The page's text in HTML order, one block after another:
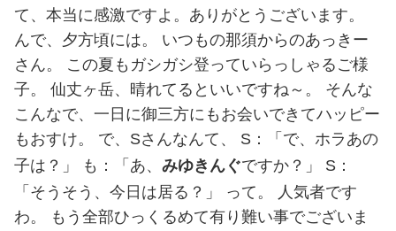
て、本当に感激ですよ。ありがとうございます。
んで、夕方頃には。 いつもの那須からのあっきー
さん。 この夏もガシガシ登っていらっしゃるご様
子。 仙丈ヶ岳、晴れてるといいですね～。 そんな
こんなで、一日に御三方にもお会いできてハッピー
もおすけ。 で、Sさんなんて、 S：「で、ホラあの
子は？」 も：「あ、 みゆきんぐですか？」 S：
「そうそう、今日は居る？」 って。 人気者です
わ。 もう全部ひっくるめて有り難い事でございま